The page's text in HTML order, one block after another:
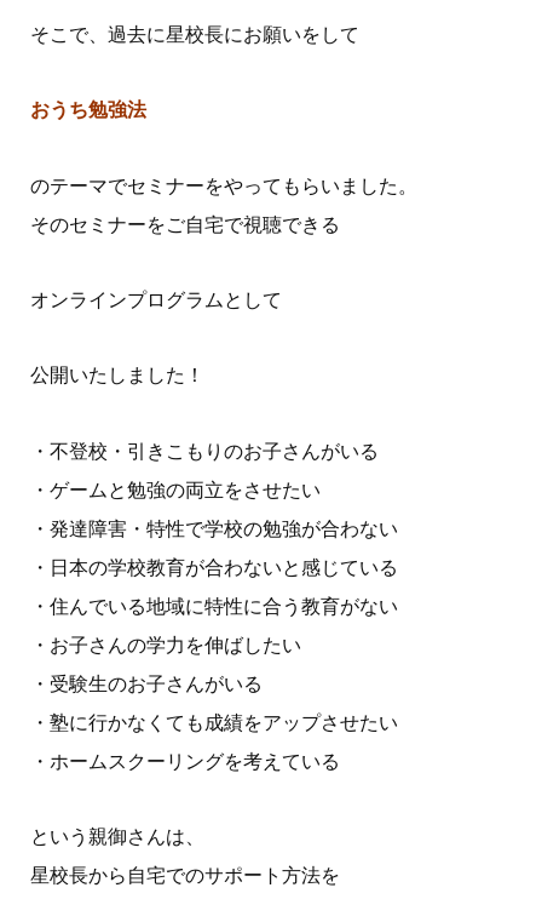
そこで、過去に星校長にお願いをして
おうち勉強法
のテーマでセミナーをやってもらいました。
そのセミナーをご自宅で視聴できる
オンラインプログラムとして
公開いたしました！
・不登校・引きこもりのお子さんがいる
・ゲームと勉強の両立をさせたい
・発達障害・特性で学校の勉強が合わない
・日本の学校教育が合わないと感じている
・住んでいる地域に特性に合う教育がない
・お子さんの学力を伸ばしたい
・受験生のお子さんがいる
・塾に行かなくても成績をアップさせたい
・ホームスクーリングを考えている
という親御さんは、
星校長から自宅でのサポート方法を